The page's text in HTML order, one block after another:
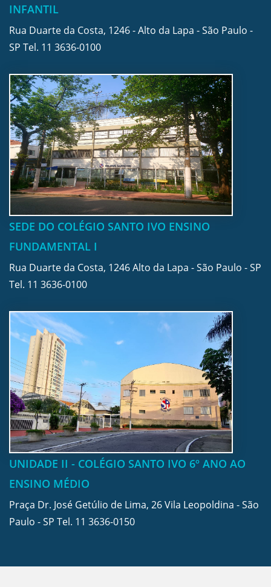
INFANTIL
Rua Duarte da Costa, 1246 - Alto da Lapa - São Paulo -
SP Tel. 11 3636-0100
SEDE DO COLÉGIO SANTO IVO ENSINO
FUNDAMENTAL I
Rua Duarte da Costa, 1246 Alto da Lapa - São Paulo - SP
Tel. 11 3636-0100
UNIDADE II - COLÉGIO SANTO IVO 6º ANO AO
ENSINO MÉDIO
Praça Dr. José Getúlio de Lima, 26 Vila Leopoldina - São
Paulo - SP Tel. 11 3636-0150